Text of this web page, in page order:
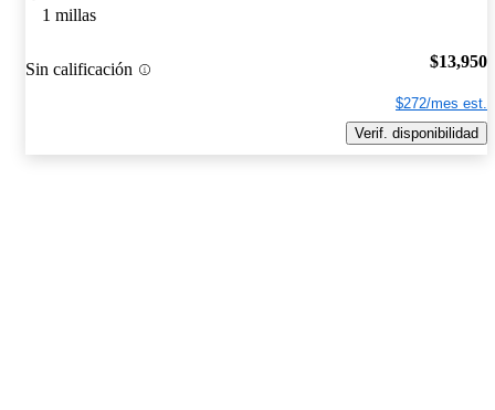
1 millas
Sin calificación $13,950
$272/mes est.
Verif. disponibilidad